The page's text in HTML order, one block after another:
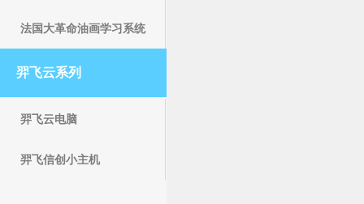
法国大革命油画学习系统
羿飞云系列
羿飞云电脑
羿飞信创小主机